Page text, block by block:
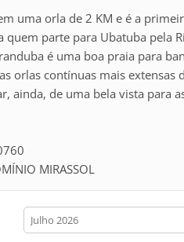
uma orla de 2 KM e é a
parte para Ubatuba pela
é uma boa praia para
orlas contínuas mais extensas
ainda, de uma bela vista para
MIRASSOL
calendar-
month